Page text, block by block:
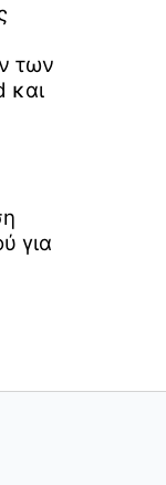
των
και
για